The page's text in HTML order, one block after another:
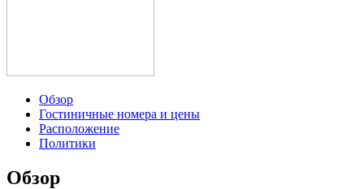
Обзор
Гостиничные номера и цены
Расположение
Политики
Обзор